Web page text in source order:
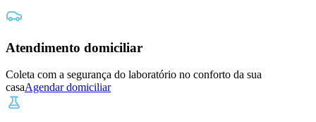
Atendimento domiciliar
Coleta com a segurança do laboratório no conforto da sua
casaAgendar domiciliar